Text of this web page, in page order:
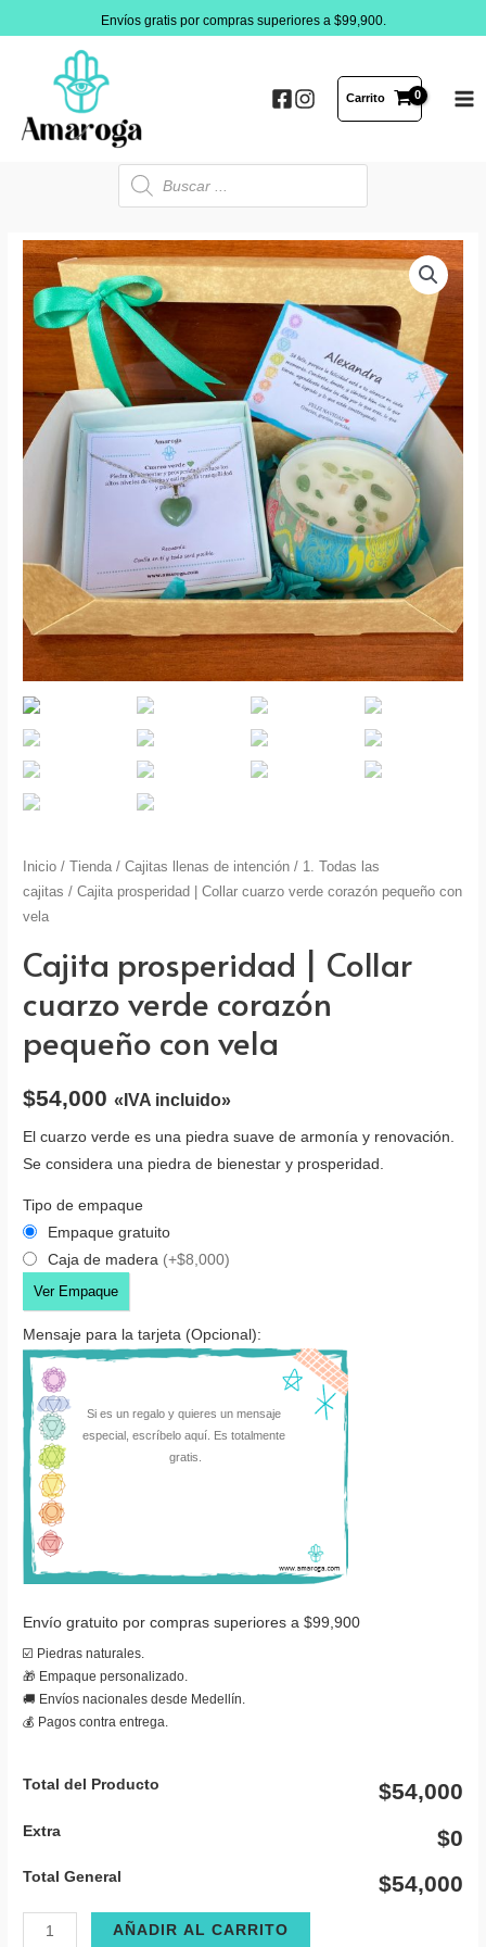
al
Envíos gratis por compras superiores a $99,900.
Carrito
Búsqueda
productos
Inicio / Tienda /Cajitas llenas de intención / 1. Todas las
cajitas / Cajita prosperidad | Collar cuarzo verde corazón pequeño con
vela
Cajita prosperidad | Collar
cuarzo verde corazón
pequeño con vela
$54,000 «IVA incluido»
El cuarzo verde es una piedra suave de armonía y renovación.
Se considera una piedra de bienestar y prosperidad.
Tipo de empaque
Empaque gratuito
Caja de madera (+$8,000)
Ver Empaque
Mensaje para la tarjeta (Opcional):
Envío gratuito por compras superiores a $99,900
☑️ Piedras naturales.
🎁 Empaque personalizado.
🚚 Envíos nacionales desde Medellín.
💰 Pagos contra entrega.
Total del Producto $54,000
Extra $0
Total General $54,000
Cajita
AÑADIR AL CARRITO